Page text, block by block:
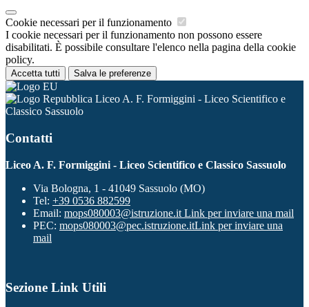
Cookie necessari per il funzionamento
I cookie necessari per il funzionamento non possono essere
disabilitati. È possibile consultare l'elenco nella pagina della cookie
policy.
Accetta tutti Salva le preferenze
Liceo A. F. Formiggini - Liceo Scientifico e
Classico Sassuolo
Contatti
Liceo A. F. Formiggini - Liceo Scientifico e Classico Sassuolo
Via Bologna, 1 - 41049 Sassuolo (MO)
Tel: +39 0536 882599
Email: mops080003@istruzione.it Link per inviare una mail
PEC: mops080003@pec.istruzione.itLink per inviare una
mail
Sezione Link Utili